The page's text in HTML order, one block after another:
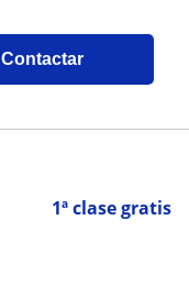
Contactar
1ª clase gratis